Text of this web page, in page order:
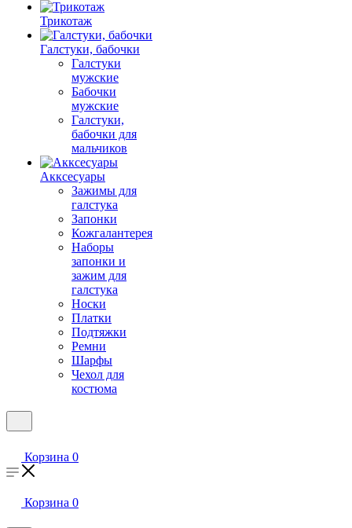
Трикотаж
Галстуки, бабочки
Галстуки
мужские
Бабочки
мужские
Галстуки,
бабочки для
мальчиков
Акксесуары
Зажимы для
галстука
Запонки
Кожгалантерея
Наборы
запонки и
зажим для
галстука
Носки
Платки
Подтяжки
Ремни
Шарфы
Чехол для
костюма
Корзина 0
Корзина 0